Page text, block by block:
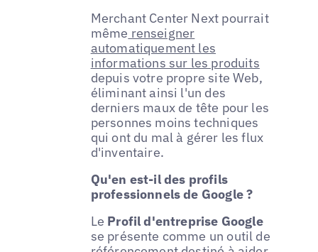
Merchant Center Next pourrait
même renseigner
automatiquement les
informations sur les produits
depuis votre propre site Web,
éliminant ainsi l'un des
derniers maux de tête pour les
personnes moins techniques
qui ont du mal à gérer les flux
d'inventaire.
Qu'en est-il des profils
professionnels de Google ?
Le Profil d'entreprise Google
se présente comme un outil de